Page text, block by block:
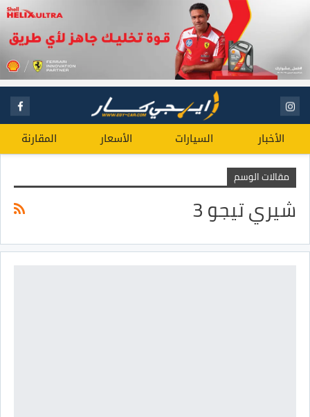
الأخبار السيارات الأسعار المقارنة
مقالات الوسم
شيري تيجو 3